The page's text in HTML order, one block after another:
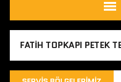
FATIH TOPKAPI PETEK